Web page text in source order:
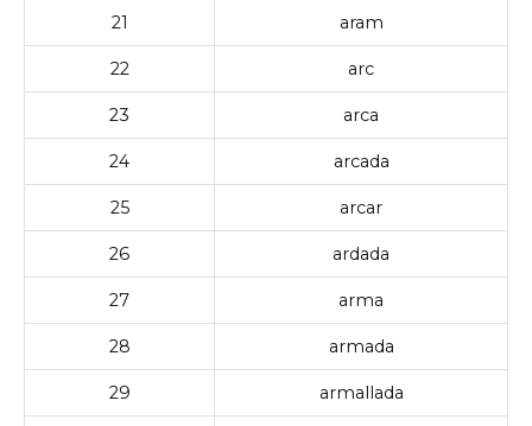
21 aram
22 arc
23 arca
24 arcada
25 arcar
26 ardada
27 arma
28 armada
29 armallada